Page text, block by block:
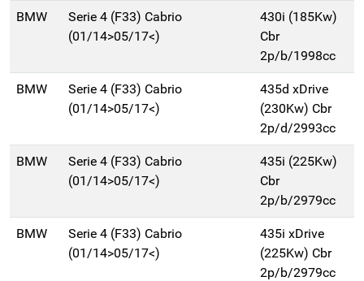
BMW
Serie 4 (F33) Cabrio
(01/14>05/17<)
430i (185Kw)
Cbr
2p/b/1998cc
BMW
Serie 4 (F33) Cabrio
(01/14>05/17<)
435d xDrive
(230Kw) Cbr
2p/d/2993cc
BMW
Serie 4 (F33) Cabrio
(01/14>05/17<)
435i (225Kw)
Cbr
2p/b/2979cc
BMW
Serie 4 (F33) Cabrio
(01/14>05/17<)
435i xDrive
(225Kw) Cbr
2p/b/2979cc